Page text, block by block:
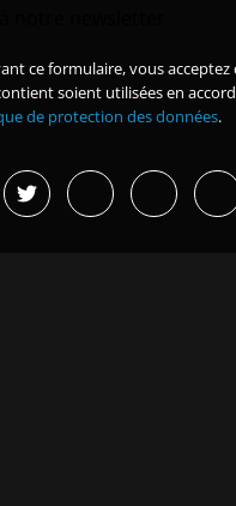
ce formulaire, vous acceptez
soient utilisées en
de protection des données.